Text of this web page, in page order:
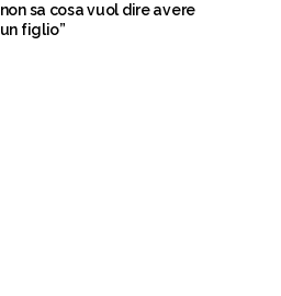
non sa cosa vuol dire avere
un figlio”